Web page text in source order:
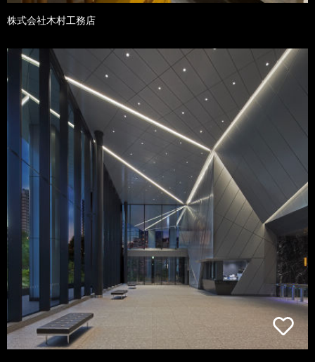
株式会社木村工務店